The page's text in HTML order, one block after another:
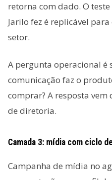
retorna com dado. O
Jarilo fez é replicável
setor.
A pergunta operacional é
comunicação faz o
comprar? A resposta vem
de diretoria.
Camada 3: mídia com ciclo
Campanha de mídia no